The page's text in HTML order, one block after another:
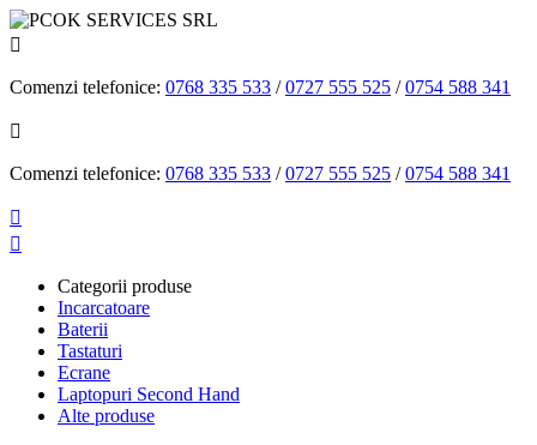

Comenzi telefonice: 0768 335 533 /0727 555 525 /0754 588 341

Comenzi telefonice: 0768 335 533 /0727 555 525 /0754 588 341


Categorii produse
Incarcatoare
Baterii
Tastaturi
Ecrane
Laptopuri Second Hand
Alte produse